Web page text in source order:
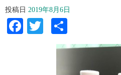
投稿日 2019年8月6日
Facebook
Twitter
有